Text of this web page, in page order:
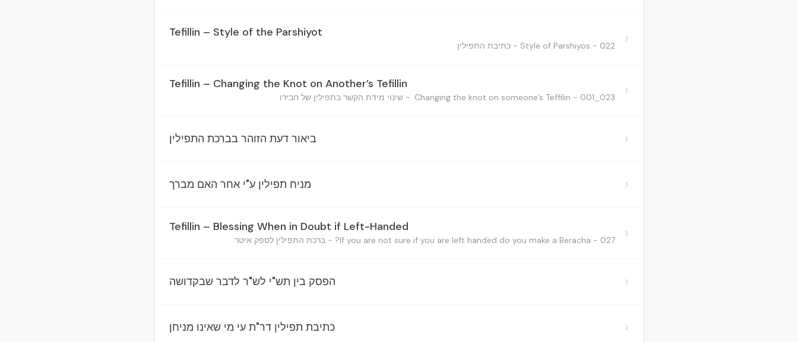
Tefillin – Style of the Parshiyot
022 - Style of Parshiyos - כתיבת התפילין ›
Tefillin – Changing the Knot on Another’s Tefillin
023_001 - Changing the knot on someone’s Teffilin. - שינוי מידת הקשר בתפילין של חבירו ›
ביאור דעת הזוהר בברכת התפילין ›
מניח תפילין ע"י אחר האם מברך ›
Tefillin – Blessing When in Doubt if Left-Handed
027 - If you are not sure if you are left handed do you make a Beracha? - ברכת התפילין לספק איטר ›
הפסק בין תש"י לש"ר לדבר שבקדושה ›
כתיבת תפילין דר"ת עי מי שאינו מניחן ›